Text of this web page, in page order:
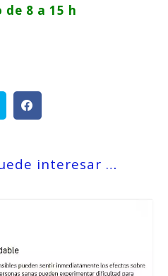
de 8 a 15 h
interesar …